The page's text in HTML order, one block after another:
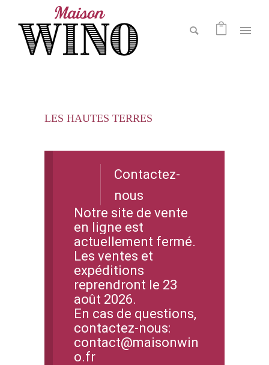
LES HAUTES TERRES
Contactez-
nous
Notre site de vente
en ligne est
actuellement fermé.
Les ventes et
expéditions
reprendront le 23
août 2026.
En cas de questions,
contactez-nous:
contact@maisonwin
o.fr